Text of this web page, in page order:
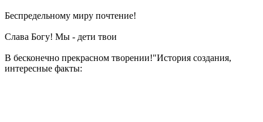
Беспредельному миру почтение!
Слава Богу! Мы - дети твои
В бесконечно прекрасном творении!"История создания,
интересные факты: